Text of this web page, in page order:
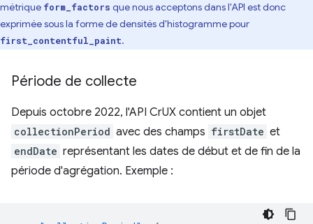
métrique form_factors que nous acceptons dans l'API est donc
exprimée sous la forme de densités d'histogramme pour
first_contentful_paint.
Période de collecte
Depuis octobre 2022, l'API CrUX contient un objet
collectionPeriod avec des champs firstDate et
endDate représentant les dates de début et de fin de la
période d'agrégation. Exemple :